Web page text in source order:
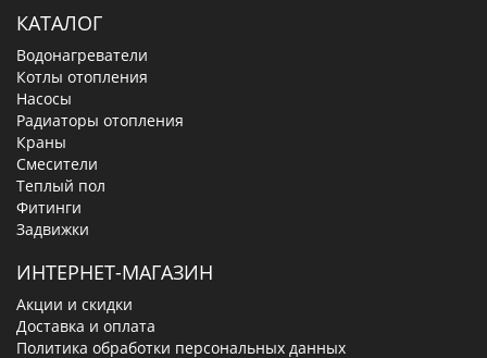
КАТАЛОГ
Водонагреватели
Котлы отопления
Насосы
Радиаторы отопления
Краны
Смесители
Теплый пол
Фитинги
Задвижки
ИНТЕРНЕТ-МАГАЗИН
Акции и скидки
Доставка и оплата
Политика обработки персональных данных